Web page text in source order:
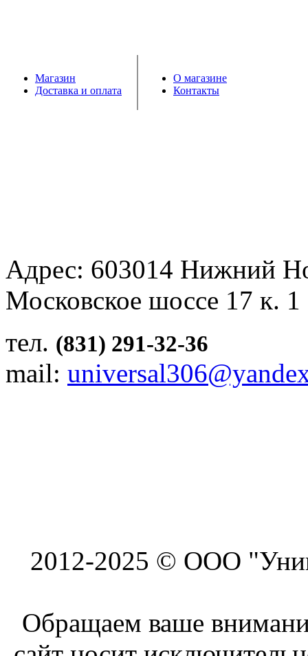
Магазин
Доставка и оплата
О магазине
Контакты
Адрес: 603014 Нижний
Московское шоссе 17 к.
тел. (831) 291-32-36
mail:
2012-2025 © ООО
Обращаем ваше